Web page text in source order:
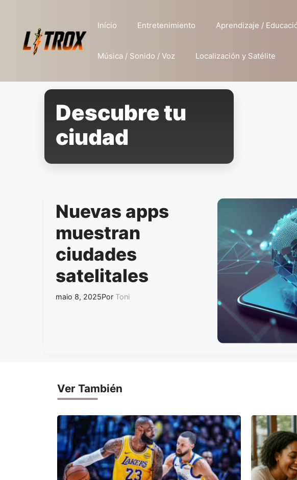
conteúdo
Início Entretenimiento Aprendizaje /
Música / Sonido / Voz Localización y Satélite
Descubre tu
ciudad
Nuevas apps
muestran
ciudades
satelitales
maio 8, 2025Por Toni
Ver También